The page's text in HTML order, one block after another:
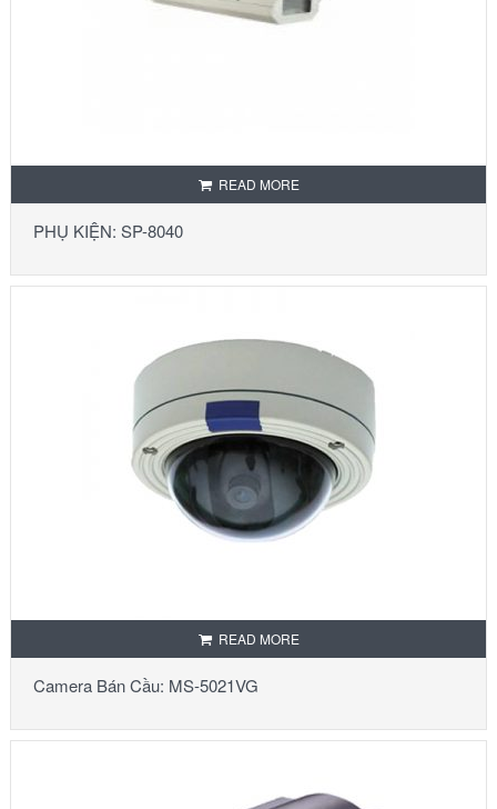
READ MORE
PHỤ KIỆN: SP-8040
READ MORE
Camera Bán Cầu: MS-5021VG